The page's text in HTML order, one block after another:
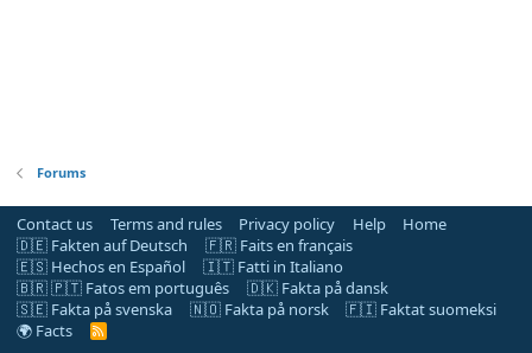
Forums
Contact us Terms and rules Privacy policy Help
Home
🇩🇪 Fakten auf Deutsch
🇫🇷 Faits en français
🇪🇸 Hechos en Español
🇮🇹 Fatti in Italiano
🇧🇷 🇵🇹 Fatos em português
🇩🇰 Fakta på dansk
🇸🇪 Fakta på svenska
🇳🇴 Fakta på norsk
🇫🇮 Faktat suomeksi
🌍 Facts
R